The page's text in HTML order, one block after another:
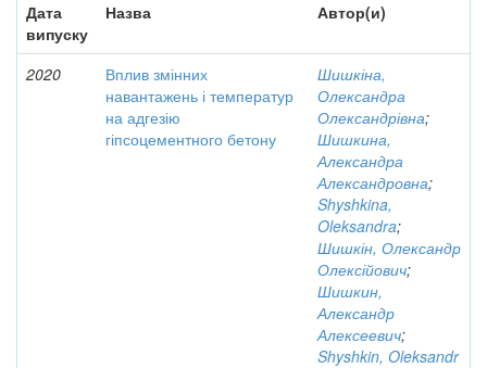
Дата
випуску
Назва Автор(и)
2020
Вплив змінних
навантажень і температур
на адгезію
гіпсоцементного бетону
Шишкіна,
Олександра
Олександрівна;
Шишкина,
Александра
Александровна;
Shyshkina,
Oleksandra;
Шишкін, Олександр
Олексійович;
Шишкин,
Александр
Алексеевич;
Shyshkin, Oleksandr